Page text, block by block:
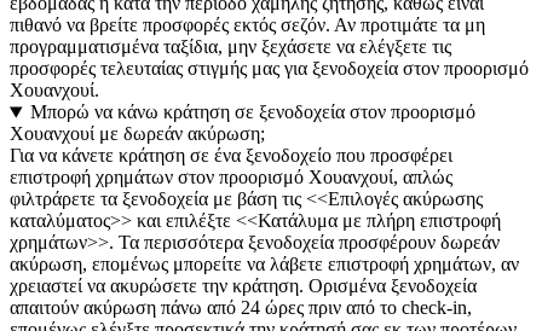
πιθανό να βρείτε προσφορές εκτός σεζόν. Αν προτιμάτε τα μη
προγραμματισμένα ταξίδια, μην ξεχάσετε να ελέγξετε τις
προσφορές τελευταίας στιγμής μας για ξενοδοχεία στον προορισμό
Χουανχουί.
Μπορώ να κάνω κράτηση σε ξενοδοχεία στον προορισμό
Χουανχουί με δωρεάν ακύρωση;
Για να κάνετε κράτηση σε ένα ξενοδοχείο που προσφέρει
επιστροφή χρημάτων στον προορισμό Χουανχουί, απλώς
φιλτράρετε τα ξενοδοχεία με βάση τις <<Επιλογές ακύρωσης
καταλύματος>> και επιλέξτε <<Κατάλυμα με πλήρη επιστροφή
χρημάτων>>. Τα περισσότερα ξενοδοχεία προσφέρουν δωρεάν
ακύρωση, επομένως μπορείτε να λάβετε επιστροφή χρημάτων, αν
χρειαστεί να ακυρώσετε την κράτηση. Ορισμένα ξενοδοχεία
απαιτούν ακύρωση πάνω από 24 ώρες πριν από το check-in,